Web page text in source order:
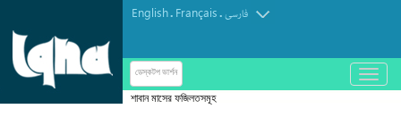
English. Français.فارسی
ডেস্কটপ ভার্শন
باز
و
শাবান মাসের ফজিলতসমূহ